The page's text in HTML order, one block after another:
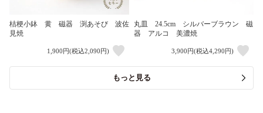
桔梗小鉢 黄 磁器 渕あそび 波佐
見焼
1,900円(税込2,090円)
丸皿 24.5cm シルバーブラウン 磁
器 アルコ 美濃焼
3,900円(税込4,290円)
もっと見る